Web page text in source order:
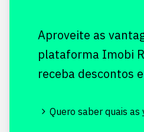
Aproveite as
plataforma Imobi
receba descontos
Quero saber quais as